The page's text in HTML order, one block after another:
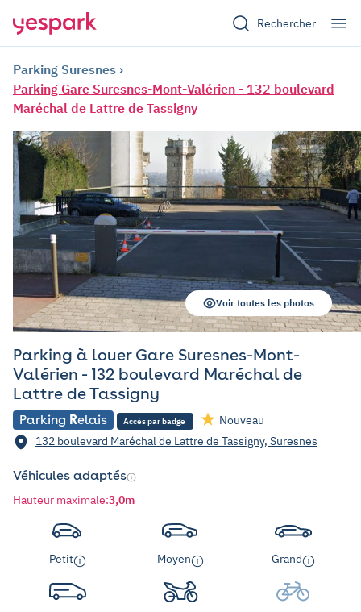
Rechercher
Parking Suresnes
Parking Gare Suresnes-Mont-Valérien - 132 boulevard
Maréchal de Lattre de Tassigny
Parking à louer Gare Suresnes-Mont-
Valérien - 132 boulevard Maréchal de
Lattre de Tassigny
Parking Relais Accès par badge
Nouveau
132 boulevard Maréchal de Lattre de Tassigny, Suresnes
Voir toutes les photos
Véhicules adaptés
Hauteur maximale:3,0m
Petit Moyen Grand